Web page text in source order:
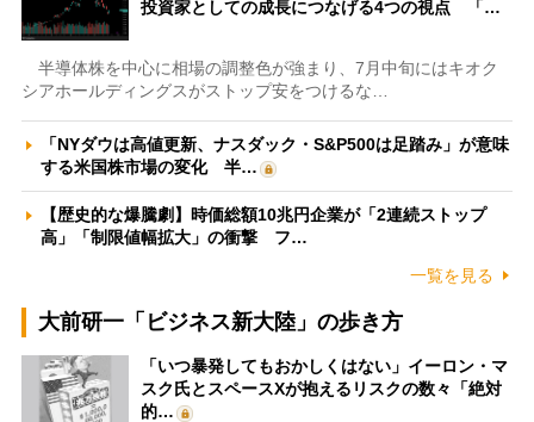
投資家としての成長につなげる4つの視点 「…
半導体株を中心に相場の調整色が強まり、7月中旬にはキオク
シアホールディングスがストップ安をつけるな…
「NYダウは高値更新、ナスダック・S&P500は足踏み」が意味
する米国株市場の変化 半…
【歴史的な爆騰劇】時価総額10兆円企業が「2連続ストップ
高」「制限値幅拡大」の衝撃 フ…
一覧を見る
大前研一「ビジネス新大陸」の歩き方
「いつ暴発してもおかしくはない」イーロン・マ
スク氏とスペースXが抱えるリスクの数々「絶対
的…